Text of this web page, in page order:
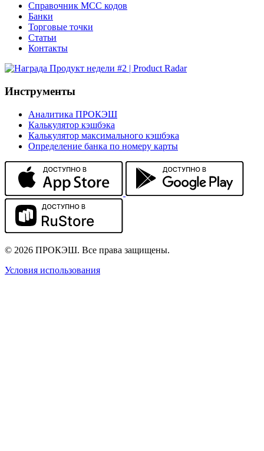
Справочник MCC кодов
Банки
Торговые точки
Статьи
Контакты
Инструменты
Аналитика ПРОКЭШ
Калькулятор кэшбэка
Калькулятор максимального кэшбэка
Определение банка по номеру карты
© 2026 ПРОКЭШ. Все права защищены.
Условия использования